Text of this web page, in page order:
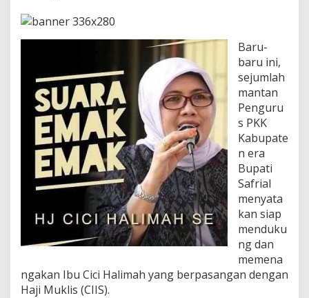
e
a
n
g
k
a
C
c
i
-
M
u
k
l
d
Baru-
baru ini,
sejumlah
mantan
Penguru
s PKK
Kabupate
n era
Bupati
Safrial
menyata
kan siap
menduku
ng dan
memena
ngakan Ibu Cici Halimah yang berpasangan dengan
Haji Muklis (CIIS).